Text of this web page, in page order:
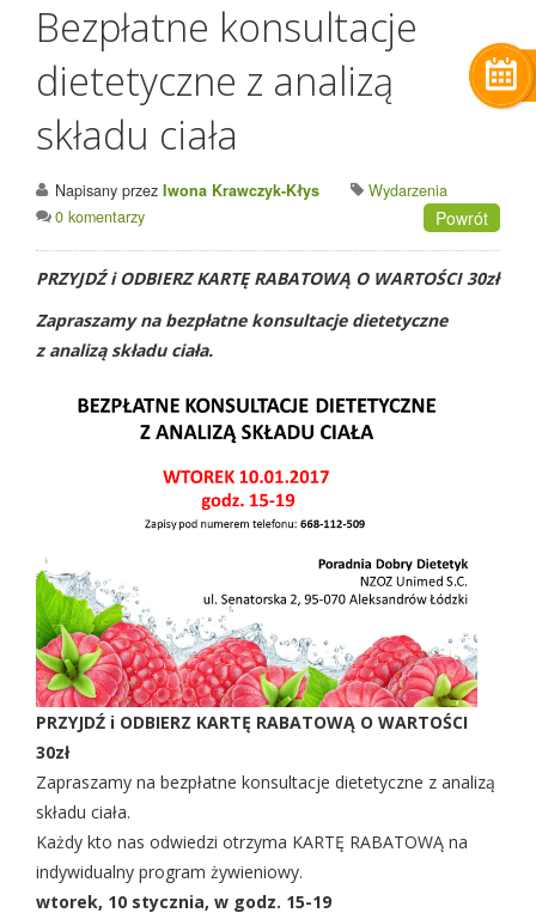
Bezpłatne konsultacje
dietetyczne z analizą
składu ciała
Napisany przez Iwona Krawczyk-Kłys
Wydarzenia
0 komentarzy
Powrót
PRZYJDŹ i ODBIERZ KARTĘ RABATOWĄ O WARTOŚCI 30zł
Zapraszamy na bezpłatne konsultacje dietetyczne
z analizą składu ciała.
PRZYJDŹ i ODBIERZ KARTĘ RABATOWĄ O WARTOŚCI
30zł
Zapraszamy na bezpłatne konsultacje dietetyczne z analizą
składu ciała.
Każdy kto nas odwiedzi otrzyma KARTĘ RABATOWĄ na
indywidualny program żywieniowy.
wtorek, 10 stycznia, w godz. 15-19